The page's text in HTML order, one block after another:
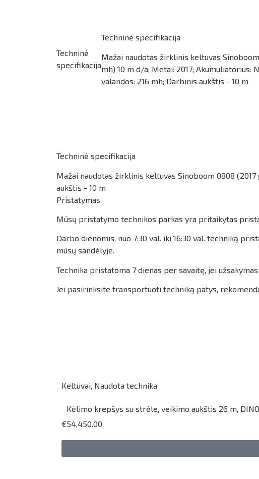
Techninė
specifikacija
Techninė specifikacija
Mažai naudotas žirklinis keltuvas
mh) 10 m d/a; Metai: 2017; Akumuliatorius:
valandos: 216 mh; Darbinis aukštis - 10 m
Techninė specifikacija
Mažai naudotas žirklinis keltuvas Sinoboom 0808
aukštis - 10 m
Pristatymas
Mūsų pristatymo technikos parkas yra pritaikytas
Darbo dienomis, nuo 7:30 val. iki 16:30 val. techniką
mūsų sandėlyje.
Technika pristatoma 7 dienas per savaitę, jei
Jei pasirinksite transportuoti techniką patys,
Keltuvai Naudota technika
Kėlimo krepšys su strėle, veikimo aukštis 26 m, DINO
€54,450.00